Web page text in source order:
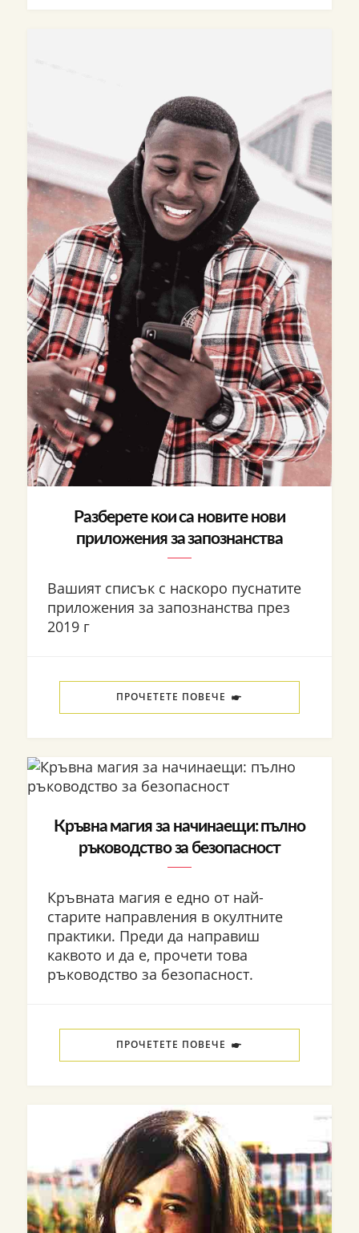
Разберете кои са новите нови
приложения за запознанства
Вашият списък с наскоро пуснатите
приложения за запознанства през
2019 г
ПРОЧЕТЕТЕ ПОВЕЧЕ
Кръвна магия за начинаещи: пълно
ръководство за безопасност
Кръвната магия е едно от най-
старите направления в окултните
практики. Преди да направиш
каквото и да е, прочети това
ръководство за безопасност.
ПРОЧЕТЕТЕ ПОВЕЧЕ